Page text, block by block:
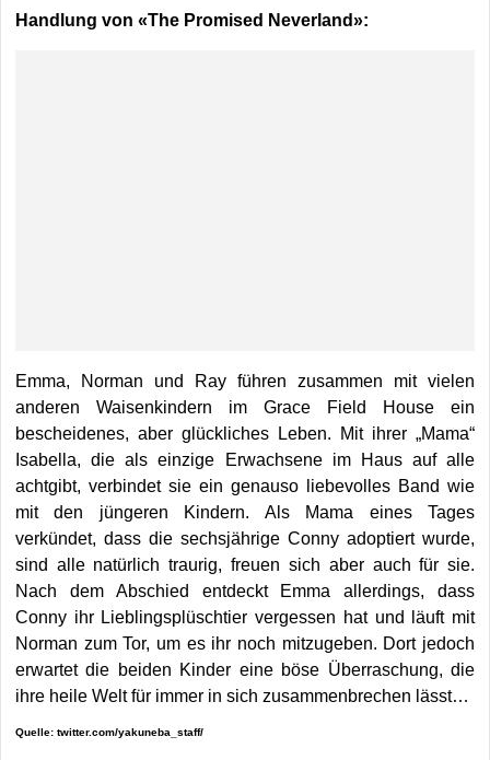
Handlung von «The Promised Neverland»:
Emma, Norman und Ray führen zusammen mit vielen
anderen Waisenkindern im Grace Field House ein
bescheidenes, aber glückliches Leben. Mit ihrer „Mama“
Isabella, die als einzige Erwachsene im Haus auf alle
achtgibt, verbindet sie ein genauso liebevolles Band wie
mit den jüngeren Kindern. Als Mama eines Tages
verkündet, dass die sechsjährige Conny adoptiert wurde,
sind alle natürlich traurig, freuen sich aber auch für sie.
Nach dem Abschied entdeckt Emma allerdings, dass
Conny ihr Lieblingsplüschtier vergessen hat und läuft mit
Norman zum Tor, um es ihr noch mitzugeben. Dort jedoch
erwartet die beiden Kinder eine böse Überraschung, die
ihre heile Welt für immer in sich zusammenbrechen lässt…
Quelle: twitter.com/yakuneba_staff/